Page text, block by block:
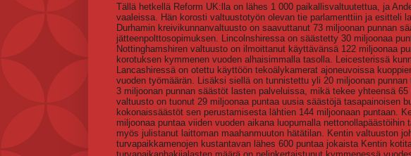
Tällä hetkellä Reform UK:lla on lähes 1 000 paikallisvaltuutettua, ja
vaaleissa. Hän korosti valtuustotyön olevan tie parlamenttiin ja esitteli
Durhamin kreivikunnanvaltuusto on saavuttanut 73 miljoonan punnan
jätteenpolttosopimuksen. Lincolnshiressa on säästetty 30 miljoonaa
Nottinghamshiren valtuusto on ilmoittanut käyttävänsä 122 miljoonaa
korotuksen kymmenen vuoden alhaisimmalla tasolla. Leicesterissä
Lancashiressä on otettu käyttöön tekoälykamerat ajoneuvoissa
vuoden työmäärän. Lisäksi siellä on tunnistettu yli 20 miljoonan
3 miljoonan punnan säästöt lasten palveluissa, mikä tekee yhteensä
valtuusto on tuonut 29 miljoonaa puntaa uusia säästöjä tasapainoisen
kokonaissäästöt sen perustamisesta lähtien 144 miljoonaan puntaan.
miljoonaa puntaa viiden vuoden aikana luopumalla
myös julistanut laittoman maahanmuuton hätätilan. Kentin valtuuston
turvapaikkamenojen kustantavan lähes 600 puntaa jokaista Kentin